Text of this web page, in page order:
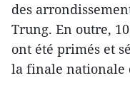
des
Trung. En outre,
ont été primés et
la finale nationale